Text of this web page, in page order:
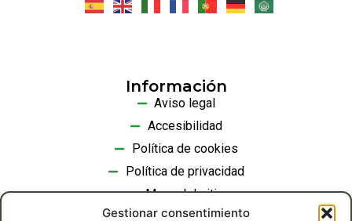
Gestionar consentimiento
Información
Aviso legal
Accesibilidad
Política de cookies
Política de privacidad
Mapa del sitio